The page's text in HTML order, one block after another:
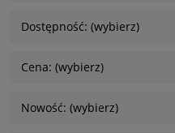
Dostępność: (wybierz)
Cena: (wybierz)
Nowość: (wybierz)